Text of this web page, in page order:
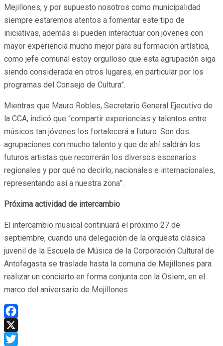
Mejillones, y por supuesto nosotros como municipalidad
siempre estaremos atentos a fomentar este tipo de
iniciativas, además si pueden interactuar con jóvenes con
mayor experiencia mucho mejor para su formación artística,
como jefe comunal estoy orgulloso que esta agrupación siga
siendo considerada en otros lugares, en particular por los
programas del Consejo de Cultura”.
Mientras que Mauro Robles, Secretario General Ejecutivo de
la CCA, indicó que “compartir experiencias y talentos entre
músicos tan jóvenes los fortalecerá a futuro. Son dos
agrupaciones con mucho talento y que de ahí saldrán los
futuros artistas que recorrerán los diversos escenarios
regionales y por qué no decirlo, nacionales e internacionales,
representando así a nuestra zona”.
Próxima actividad de intercambio
El intercambio musical continuará el próximo 27 de
septiembre, cuando una delegación de la orquesta clásica
juvenil de la Escuela de Música de la Corporación Cultural de
Antofagasta se traslade hasta la comuna de Mejillones para
realizar un concierto en forma conjunta con la Osiem, en el
marco del aniversario de Mejillones.
Facebook
X